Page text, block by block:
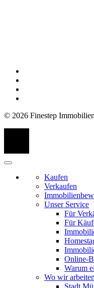
© 2026 Finestep
Kaufen
Verkaufen
Unser Service
Für
Für
Online-
Warum
Wo wir